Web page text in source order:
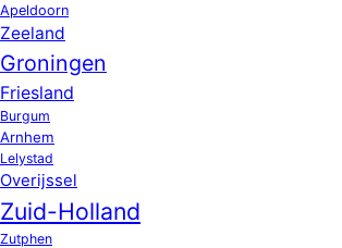
Apeldoorn
Zeeland
Groningen
Friesland
Burgum
Arnhem
Lelystad
Overijssel
Zuid-Holland
Zutphen